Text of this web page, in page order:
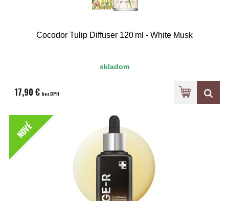
Cocodor Tulip Diffuser 120 ml - White Musk
skladom
17,90 € bez DPH
NOVÉ